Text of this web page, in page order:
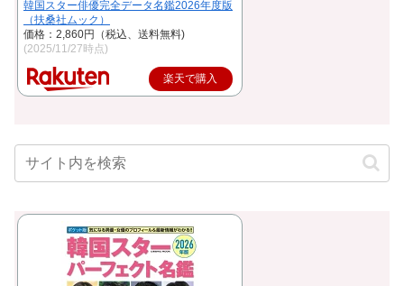
韓国スター俳優完全データ名鑑2026年度版
（扶桑社ムック）
価格：2,860円（税込、送料無料)
(2025/11/27時点)
楽天で購入